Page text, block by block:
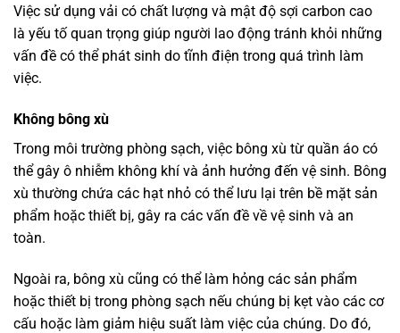
Việc sử dụng vải có chất lượng và mật độ sợi carbon cao
là yếu tố quan trọng giúp người lao động tránh khỏi những
vấn đề có thể phát sinh do tĩnh điện trong quá trình làm
việc.
Không bông xù
Trong môi trường phòng sạch, việc bông xù từ quần áo có
thể gây ô nhiễm không khí và ảnh hưởng đến vệ sinh. Bông
xù thường chứa các hạt nhỏ có thể lưu lại trên bề mặt sản
phẩm hoặc thiết bị, gây ra các vấn đề về vệ sinh và an
toàn.
Ngoài ra, bông xù cũng có thể làm hỏng các sản phẩm
hoặc thiết bị trong phòng sạch nếu chúng bị kẹt vào các cơ
cấu hoặc làm giảm hiệu suất làm việc của chúng. Do đó,